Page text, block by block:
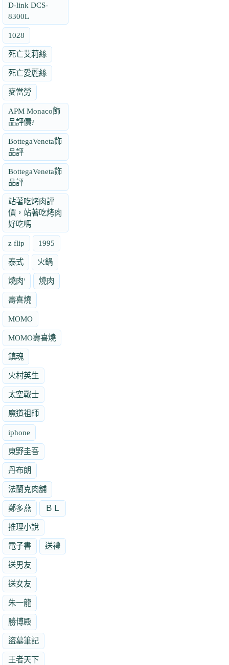
D-link DCS-
8300L
1028
死亡艾莉絲
死亡愛麗絲
麥當勞
APM Monaco飾
品評價?
BottegaVeneta飾
品評
BottegaVeneta飾
品評
站著吃烤肉評
價，站著吃烤肉
好吃嗎
z flip 1995
泰式 火鍋
燒肉' 燒肉
壽喜燒
MOMO
MOMO壽喜燒
鎮魂
火村英生
太空戰士
魔道祖師
iphone
東野圭吾
丹布朗
法蘭克肉舖
鄭多燕 ＢＬ
推理小說
電子書 送禮
送男友
送女友
朱一龍
勝博殿
盜墓筆記
王者天下